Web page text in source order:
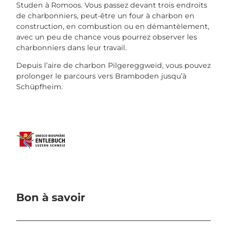
Studen à Romoos. Vous passez devant trois endroits
de charbonniers, peut-être un four à charbon en
construction, en combustion ou en démantèlement,
avec un peu de chance vous pourrez observer les
charbonniers dans leur travail.
Depuis l’aire de charbon Pilgereggweid, vous pouvez
prolonger le parcours vers Bramboden jusqu’à
Schüpfheim.
Bon à savoir